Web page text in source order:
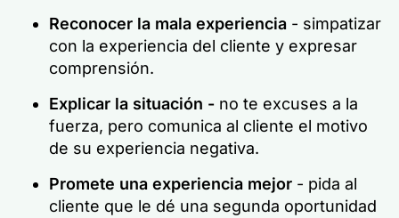
Reconocer la mala experiencia - simpatizar
con la experiencia del cliente y expresar
comprensión.
Explicar la situación - no te excuses a la
fuerza, pero comunica al cliente el motivo
de su experiencia negativa.
Promete una experiencia mejor - pida al
cliente que le dé una segunda oportunidad